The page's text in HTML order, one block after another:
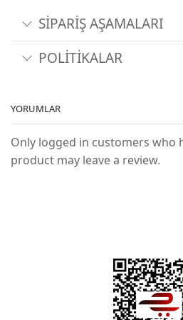
SİPARİŞ AŞAMALARI
POLİTİKALAR
YORUMLAR
Only logged in customers who
product may leave a review.